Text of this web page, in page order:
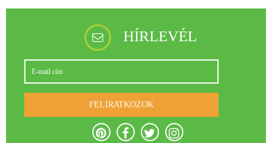
HÍRLEVÉL
FELIRATKOZOK